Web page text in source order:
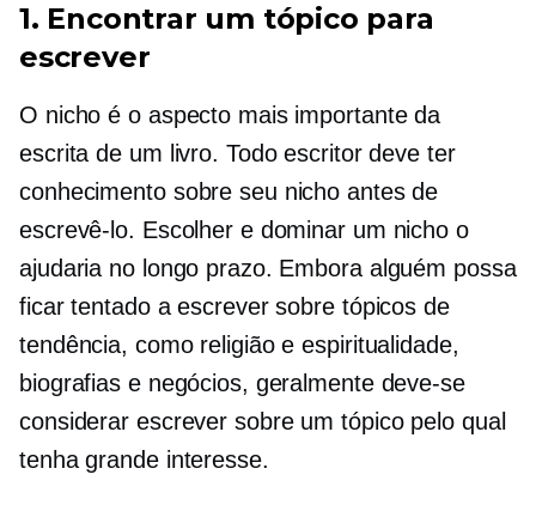
1. Encontrar um tópico para
escrever
O nicho é o aspecto mais importante da
escrita de um livro. Todo escritor deve ter
conhecimento sobre seu nicho antes de
escrevê-lo. Escolher e dominar um nicho o
ajudaria no longo prazo. Embora alguém possa
ficar tentado a escrever sobre tópicos de
tendência, como religião e espiritualidade,
biografias e negócios, geralmente deve-se
considerar escrever sobre um tópico pelo qual
tenha grande interesse.